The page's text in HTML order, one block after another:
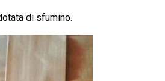
di sfumino.